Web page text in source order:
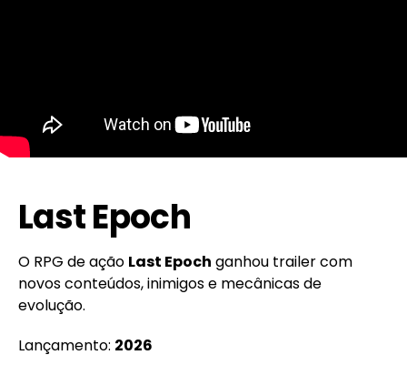
Last Epoch
O RPG de ação Last Epoch ganhou trailer com
novos conteúdos, inimigos e mecânicas de
evolução.
Lançamento: 2026